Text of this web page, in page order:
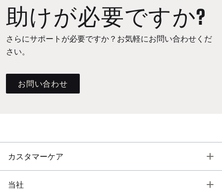
助けが必要ですか?
さらにサポートが必要ですか？お気軽にお問い合わせくだ
さい。
お問い合わせ
カスタマーケア
当社